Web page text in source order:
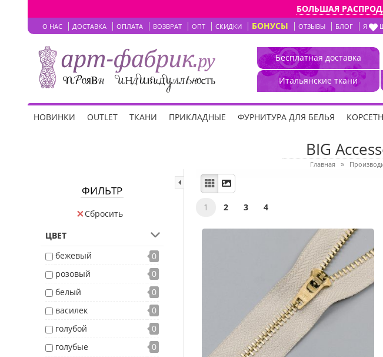
БОЛЬШАЯ
О НАС ДОСТАВКА ОПЛАТА ВОЗВРАТ ОПТ СКИДКИ БОНУСЫ ОТЗЫВЫ БЛОГ Я
Бесплатная доставка
Итальянские ткани
НОВИНКИ OUTLET ТКАНИ ПРИКЛАДНЫЕ ФУРНИТУРА ДЛЯ БЕЛЬЯ
BIG
Главная »
ФИЛЬТР
Сбросить
ЦВЕТ
бежевый
0
розовый
0
белый
0
василек
0
голубой
0
голубые
0
1 2 3 4